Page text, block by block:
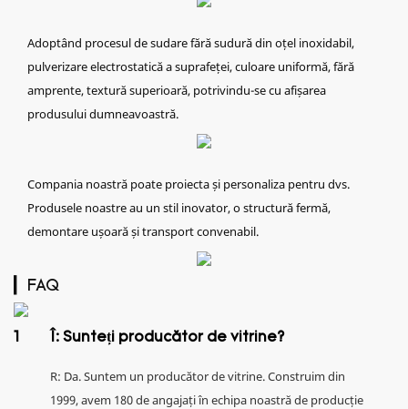
Adoptând procesul de sudare fără sudură din oțel inoxidabil,
pulverizare electrostatică a suprafeței, culoare uniformă, fără
amprente, textură superioară, potrivindu-se cu afișarea
produsului dumneavoastră.
Compania noastră poate proiecta și personaliza pentru dvs.
Produsele noastre au un stil inovator, o structură fermă,
demontare ușoară și transport convenabil.
▎FAQ
Î: Sunteți producător de vitrine?
R: Da. Suntem un producător de vitrine. Construim din
1999, avem 180 de angajați în echipa noastră de producție